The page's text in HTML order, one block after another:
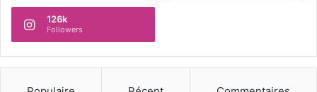
126k
Followers